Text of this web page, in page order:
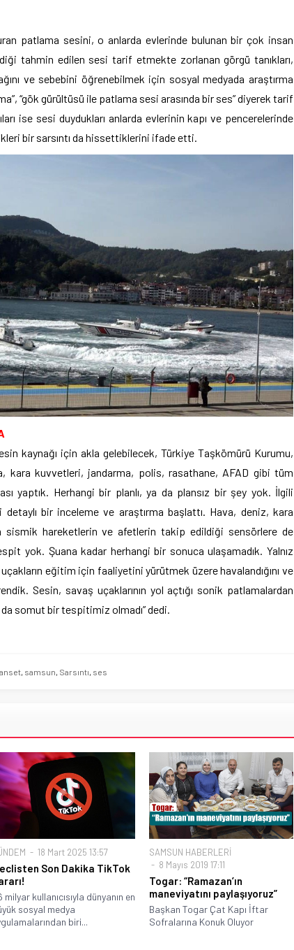
patlama sesini, o anlarda evlerinde bulunan bir çok insan
tahmin edilen sesi tarif etmekte zorlanan görgü tanıkları,
ve sebebini öğrenebilmek için sosyal medyada araştırma
“gök gürültüsü ile patlama sesi arasında bir ses” diyerek tarif
ise sesi duydukları anlarda evlerinin kapı ve pencerelerinde
bir sarsıntı da hissettiklerini ifade etti.
kaynağı için akla gelebilecek, Türkiye Taşkömürü Kurumu,
kara kuvvetleri, jandarma, polis, rasathane, AFAD gibi tüm
yaptık. Herhangi bir planlı, ya da plansız bir şey yok. İlgili
bir inceleme ve araştırma başlattı. Hava, deniz, kara
sismik hareketlerin ve afetlerin takip edildiği sensörlere de
yok. Şuana kadar herhangi bir sonuca ulaşamadık. Yalnız
eğitim için faaliyetini yürütmek üzere havalandığını ve
Sesin, savaş uçaklarının yol açtığı sonik patlamalardan
somut bir tespitimiz olmadı” dedi.
, samsun, Sarsıntı, ses
18 Mart 2025 13:57
Son Dakika TikTok
milyar kullanıcısıyla dünyanın en
sosyal medya
biri...
SAMSUN HABERLERİ
8 Mayıs 2019 17:11
Togar: “Ramazan’ın
maneviyatını paylaşıyoruz”
Başkan Togar Çat Kapı İftar
Sofralarına Konuk Oluyor